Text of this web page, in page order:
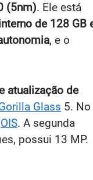
(5nm). Ele está
de 128 GB
, e o
atualização de
Glass 5. No
OIS. A segunda
possui 13 MP.